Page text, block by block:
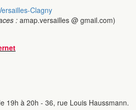
Clagny
: amap.versailles @ gmail.com)
19h à 20h - 36, rue Louis Haussmann.